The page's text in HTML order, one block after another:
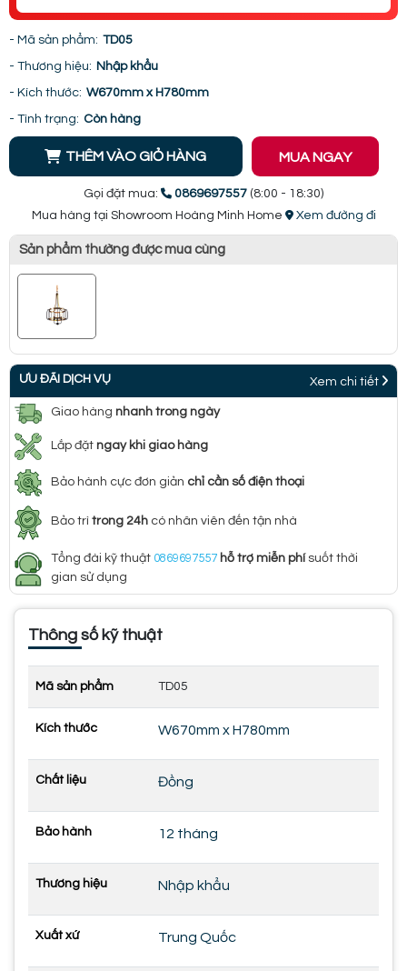
- Mã sản phẩm: TD05
- Thương hiệu: Nhập khẩu
- Kích thước: W670mm x H780mm
- Tình trạng: Còn hàng
THÊM VÀO GIỎ HÀNG MUA NGAY
Gọi đặt mua: 0869697557 (8:00 - 18:30)
Mua hàng tại Showroom Hoàng Minh Home
Xem đường đi
Sản phẩm thường được mua cùng
ƯU ĐÃI DỊCH VỤ Xem chi tiết
Giao hàng nhanh trong ngày
Lắp đặt ngay khi giao hàng
Bảo hành cực đơn giản chỉ cần số điện thoại
Bảo trì trong 24h có nhân viên đến tận nhà
Tổng đài kỹ thuật 0869697557 hỗ trợ miễn phísuốt thời
gian sử dụng
Thông số kỹ thuật
Mã sản phẩm TD05
Kích thước W670mm x H780mm
Chất liệu Đồng
Bảo hành 12 tháng
Thương hiệu Nhập khẩu
Xuất xứ Trung Quốc